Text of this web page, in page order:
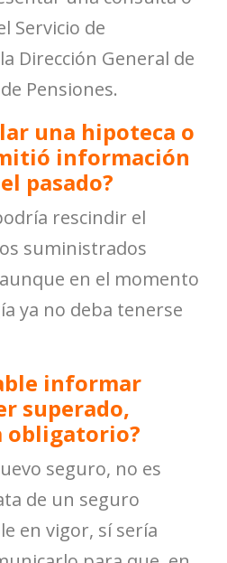
Servicio de
Dirección General de
Pensiones.
una hipoteca o
información
pasado?
rescindir el
suministrados
en el momento
ya no deba tenerse
informar
superado,
obligatorio?
seguro, no es
de un seguro
en vigor, sí sería